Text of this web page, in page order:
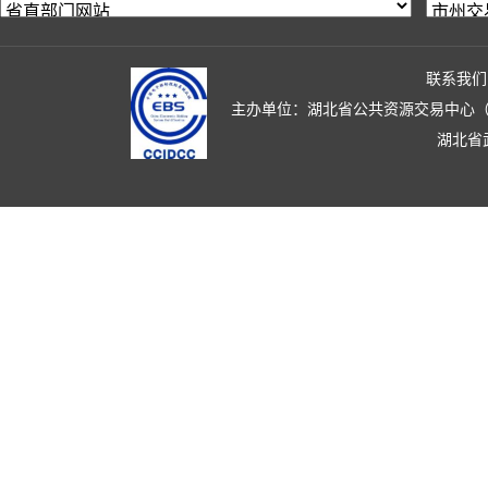
联系我们
主办单位：湖北省公共资源交易中心
湖北省